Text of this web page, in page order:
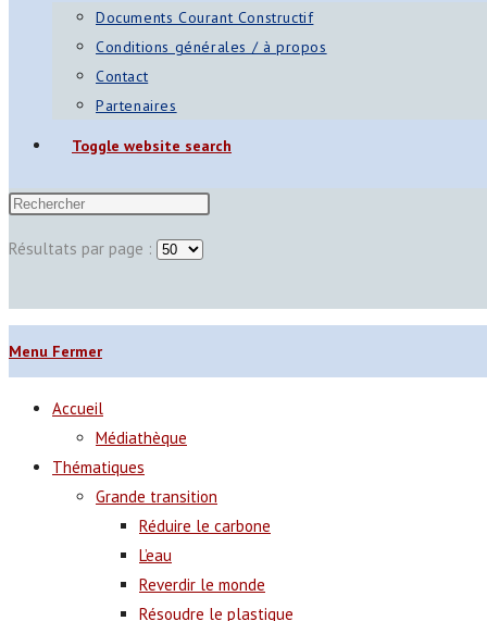
Documents Courant Constructif
Conditions générales / à propos
Contact
Partenaires
Toggle website search
Résultats par page :
Menu Fermer
Accueil
Médiathèque
Thématiques
Grande transition
Réduire le carbone
L’eau
Reverdir le monde
Résoudre le plastique